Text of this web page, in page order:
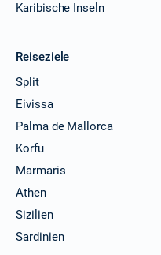
Karibische Inseln
Reiseziele
Split
Eivissa
Palma de Mallorca
Korfu
Marmaris
Athen
Sizilien
Sardinien